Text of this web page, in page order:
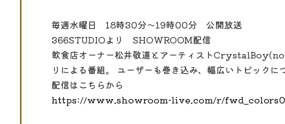
毎週水曜日 18時30分～19時00分 公開放送
366STUDIOより SHOWROOM配信
飲食店オーナー松井敬道とアーティスト
りによる番組。 ユーザーも巻き込み、幅広いトピックに
配信はこちらから
https://www.showroom-live.com/r/